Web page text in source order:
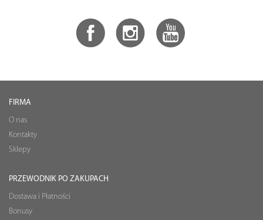
FIRMA
O nas
Kontakty
Sklepy
PRZEWODNIK PO ZAKUPACH
Dostawa i Płatności
Bonusy